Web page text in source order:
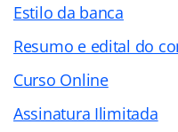
Estilo da banca
Resumo e edital do
Curso Online
Assinatura Ilimitada